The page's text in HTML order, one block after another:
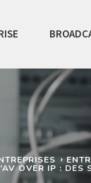
OVER IP :